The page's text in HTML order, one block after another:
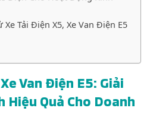
Tải Điện X5, Xe Van Điện E5
Van Điện E5: Giải
Hiệu Quả Cho Doanh